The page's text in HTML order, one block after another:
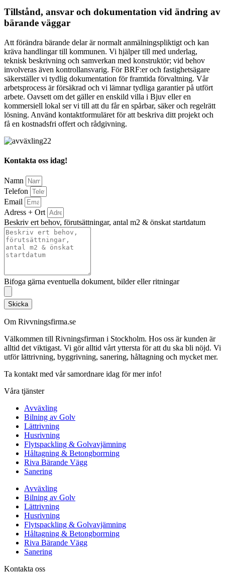
Tillstånd, ansvar och dokumentation vid ändring av
bärande väggar
Att förändra bärande delar är normalt anmälningspliktigt och kan
kräva handlingar till kommunen. Vi hjälper till med underlag,
teknisk beskrivning och samverkan med konstruktör; vid behov
involveras även kontrollansvarig. För BRF:er och fastighetsägare
säkerställer vi tydlig dokumentation för framtida förvaltning. Vår
arbetsprocess är försäkrad och vi lämnar tydliga garantier på utfört
arbete. Oavsett om det gäller en enskild villa i Bjuv eller en
kommersiell lokal ser vi till att du får en spårbar, säker och regelrätt
lösning. Använd kontaktformuläret för att beskriva ditt projekt och
få en kostnadsfri offert och rådgivning.
Kontakta oss idag!
Namn
Telefon
Email
Adress + Ort
Beskriv ert behov, förutsättningar, antal m2 & önskat startdatum
Bifoga gärna eventuella dokument, bilder eller ritningar
Skicka
Om Rivvningsfirma.se
Välkommen till Rivningsfirman i Stockholm. Hos oss är kunden är
alltid det viktigast. Vi gör alltid vårt yttersta för att du ska bli nöjd. Vi
utför lättrivning, byggrivning, sanering, håltagning och mycket mer.
Ta kontakt med vår samordnare idag för mer info!
Våra tjänster
Avväxling
Bilning av Golv
Lättrivning
Husrivning
Flytspackling & Golvavjämning
Håltagning & Betongborrning
Riva Bärande Vägg
Sanering
Avväxling
Bilning av Golv
Lättrivning
Husrivning
Flytspackling & Golvavjämning
Håltagning & Betongborrning
Riva Bärande Vägg
Sanering
Kontakta oss